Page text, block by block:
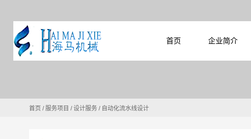
首页 企业简介
首页 /服务项目 /设计服务 / 自动化流水线设计